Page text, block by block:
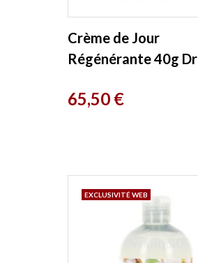
Crème de Jour
Régénérante 40g Dr
Prix
65,50 €
EXCLUSIVITÉ WEB